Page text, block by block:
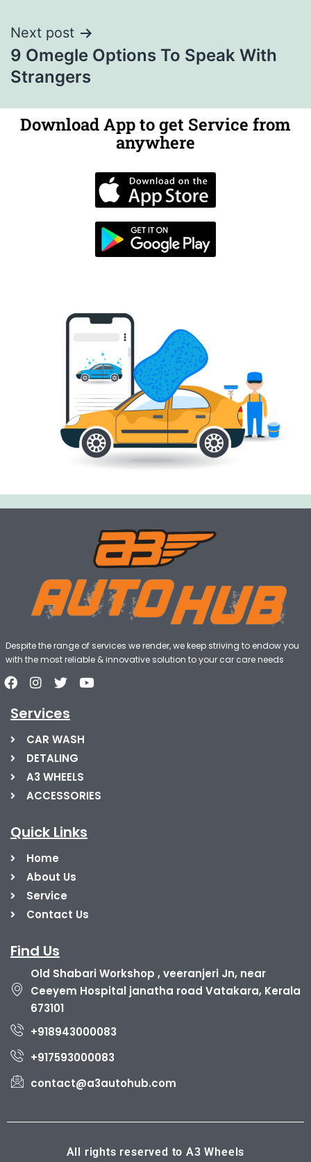
Next post
9 Omegle Options To Speak With
Strangers
Download App to get Service from
anywhere
Despite the range of services we render, we keep striving to endow you
with the most reliable & innovative solution to your car care needs
Services
CAR WASH
DETALING
A3 WHEELS
ACCESSORIES
Quick Links
Home
About Us
Service
Contact Us
Find Us
Old Shabari Workshop , veeranjeri Jn, near
Ceeyem Hospital janatha road Vatakara, Kerala
673101
+918943000083
+917593000083
contact@a3autohub.com
All rights reserved to A3 Wheels